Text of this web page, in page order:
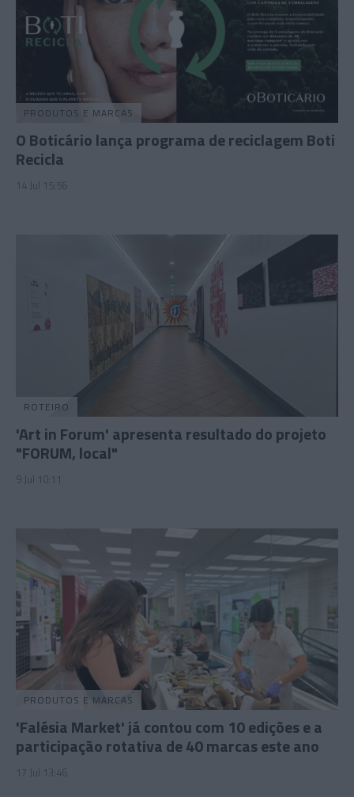
PRODUTOS E MARCAS
O Boticário lança programa de reciclagem Boti
Recicla
14 Jul 15:56
ROTEIRO
'Art in Forum' apresenta resultado do projeto
"FORUM, local"
9 Jul 10:11
PRODUTOS E MARCAS
'Falésia Market' já contou com 10 edições e a
participação rotativa de 40 marcas este ano
17 Jul 13:46